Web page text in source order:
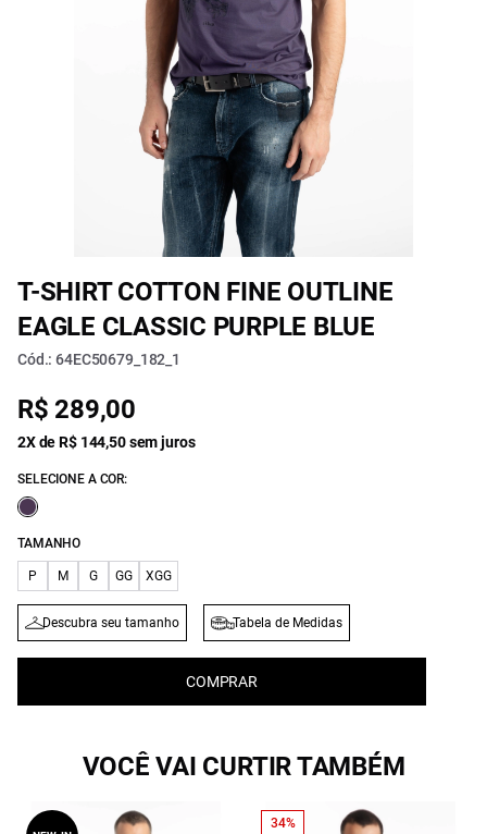
T-SHIRT COTTON FINE OUTLINE
EAGLE CLASSIC PURPLE BLUE
Cód.: 64EC50679_182_1
R$ 289,00
2X de R$ 144,50 sem juros
SELECIONE A COR:
TAMANHO
P M G GG XGG
Descubra seu tamanho Tabela de Medidas
COMPRAR
VOCÊ VAI CURTIR TAMBÉM
34%